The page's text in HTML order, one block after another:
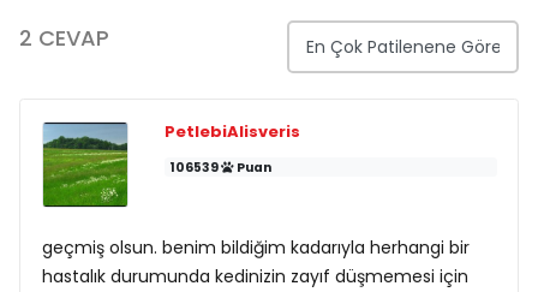
2 CEVAP
PetlebiAlisveris
106539 Puan
geçmiş olsun. benim bildiğim kadarıyla herhangi bir
hastalık durumunda kedinizin zayıf düşmemesi için